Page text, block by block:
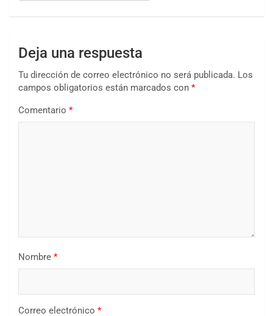
Deja una respuesta
Tu dirección de correo electrónico no será publicada. Los
campos obligatorios están marcados con *
Comentario *
Nombre *
Correo electrónico *